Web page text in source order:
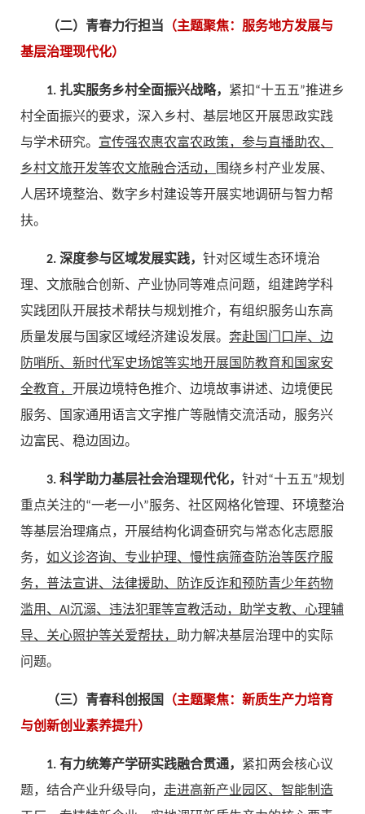
（二）青春力行担当 （主题聚焦：服务地方发展与
基层治理现代化）
1. 扎实服务乡村全面振兴战略， 紧扣“十五五”推进乡
村全面振兴的要求，深入乡村、基层地区开展思政实践
与学术研究。 宣传强农惠农富农政策，参与直播助农、
乡村文旅开发等农文旅融合活动，
围绕乡村产业发展、
人居环境整治、数字乡村建设等开展实地调研与智力帮
扶。
2. 深度参与区域发展实践， 针对区域生态环境治
理、文旅融合创新、产业协同等难点问题，组建跨学科
实践团队开展技术帮扶与规划推介，有组织服务山东高
质量发展与国家区域经济建设发展。 奔赴国门口岸、边
防哨所、新时代军史场馆等实地开展国防教育和国家安
全教育， 开展边境特色推介、边境故事讲述、边境便民
服务、国家通用语言文字推广等融情交流活动，服务兴
边富民、稳边固边。
3. 科学助力基层社会治理现代化， 针对“十五五”规划
重点关注的“一老一小”服务、社区网格化管理、环境整治
等基层治理痛点，开展结构化调查研究与常态化志愿服
务， 如义诊咨询、专业护理、慢性病筛查防治等医疗服
务，普法宣讲、法律援助、防诈反诈和预防青少年药物
滥用、AI沉溺、违法犯罪等宣教活动，助学支教、心理辅
导、关心照护等关爱帮扶， 助力解决基层治理中的实际
问题。
（三）青春科创报国
（主题聚焦：新质生产力培育
与创新创业素养提升）
1. 有力统筹产学研实践融合贯通， 紧扣两会核心议
题，结合产业升级导向， 走进高新产业园区、智能制造